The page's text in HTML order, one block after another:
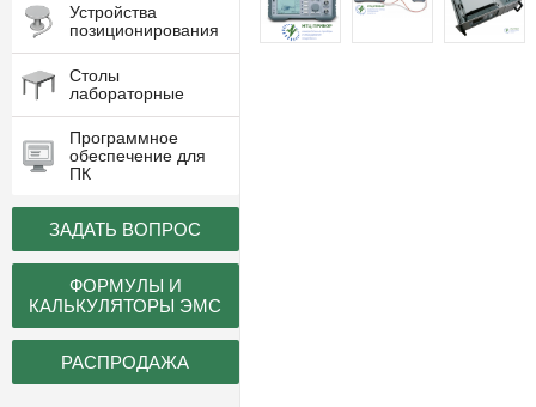
Устройства
позиционирования
Столы
лабораторные
Программное
обеспечение для
ПК
ЗАДАТЬ ВОПРОС
ФОРМУЛЫ И
КАЛЬКУЛЯТОРЫ ЭМС
РАСПРОДАЖА